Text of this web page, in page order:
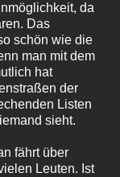
da
Das
schön wie die
man mit dem
hat
der
Listen
sieht.
fährt über
Leuten. Ist